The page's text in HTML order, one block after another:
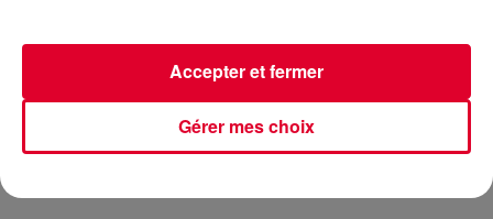
Gérer mes choix
Accepter et fermer